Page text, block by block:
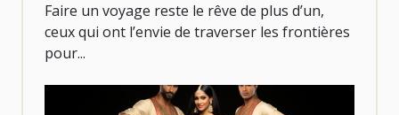
Faire un voyage reste le rêve de plus d’un,
ceux qui ont l’envie de traverser les frontières
pour...